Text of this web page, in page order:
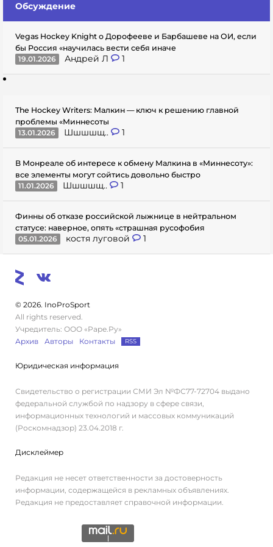
Обсуждение
Vegas Hockey Knight о Дорофееве и Барбашеве на ОИ, если
бы Россия «научилась вести себя иначе
19.01.2026
Андрей Л 1
The Hockey Writers: Малкин — ключ к решению главной
проблемы «Миннесоты
13.01.2026
Шшшшщ.. 1
В Монреале об интересе к обмену Малкина в «Миннесоту»:
все элементы могут сойтись довольно быстро
11.01.2026
Шшшшщ.. 1
Финны об отказе российской лыжнице в нейтральном
статусе: наверное, опять «страшная русофобия
05.01.2026
костя луговой 1
© 2026. InoProSport
All rights reserved.
Учредитель: ООО «Раре.Ру»
Архив
Авторы Контакты RSS
Юридическая информация
Свидетельство о регистрации СМИ Эл №ФС77-72704 выдано
федеральной службой по надзору в сфере связи,
информационных технологий и массовых коммуникаций
(Роскомнадзор) 23.04.2018 г.
Дисклеймер
Редакция не несет ответственности за достоверность
информации, содержащейся в рекламных объявлениях.
Редакция не предоставляет справочной информации.